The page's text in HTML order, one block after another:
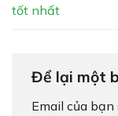
tốt nhất
Để lại một
Email của